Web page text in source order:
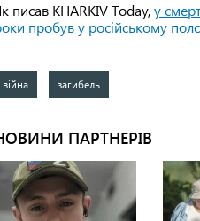
писав KHARKIV Tоday,у
пробув у російському
війна загибель